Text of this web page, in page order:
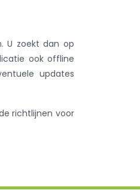
U zoekt dan op
ook offline
updates
richtlijnen voor